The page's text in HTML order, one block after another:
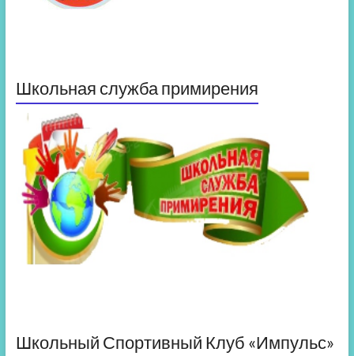
Школьная служба примирения
Школьный Спортивный Клуб «Импульс»